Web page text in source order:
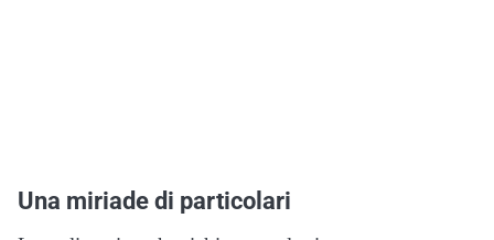
Una miriade di particolari